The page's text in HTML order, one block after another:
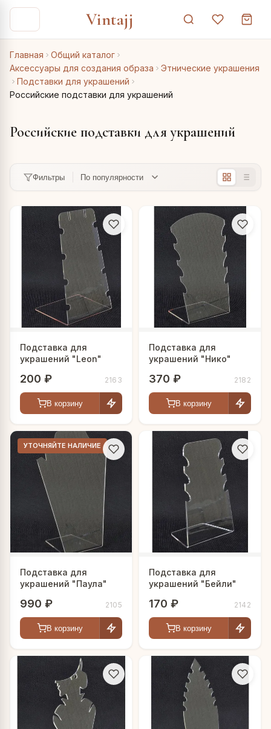
Vintajj
Главная
Общий каталог
Аксессуары для создания образа
Этнические украшения
Подставки для украшений
Российские подставки для украшений
Российские подставки для украшений
Фильтры
Подставка для
украшений "Leon"
200 ₽ 2163
В корзину
Подставка для
украшений "Нико"
370 ₽ 2182
В корзину
УТОЧНЯЙТЕ НАЛИЧИЕ
Подставка для
украшений "Паула"
990 ₽ 2105
В корзину
Подставка для
украшений "Бейли"
170 ₽ 2142
В корзину